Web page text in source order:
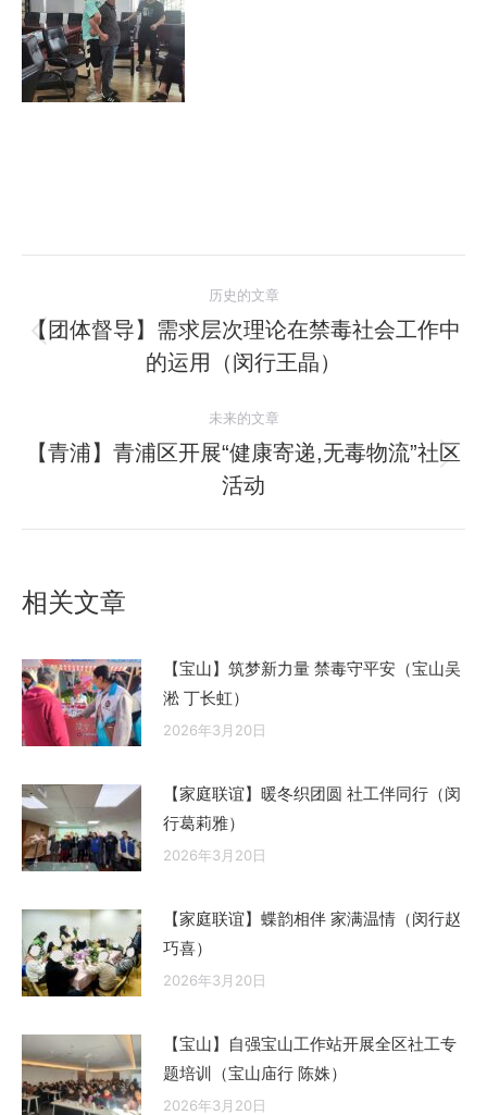
章
历史的文章
历
史
章：
【团体督导】需求层次理论在禁毒社会工作中
的运用（闵行王晶）
未来的文章
未
来
的
【青浦】青浦区开展“健康寄递,无毒物流”社区
活动
相关文章
【宝山】筑梦新力量 禁毒守平安（宝山吴
淞 丁长虹）
2026年3月20日
【家庭联谊】暖冬织团圆 社工伴同行（闵
行葛莉雅）
2026年3月20日
【家庭联谊】蝶韵相伴 家满温情（闵行赵
巧喜）
2026年3月20日
【宝山】自强宝山工作站开展全区社工专
题培训（宝山庙行 陈姝）
2026年3月20日